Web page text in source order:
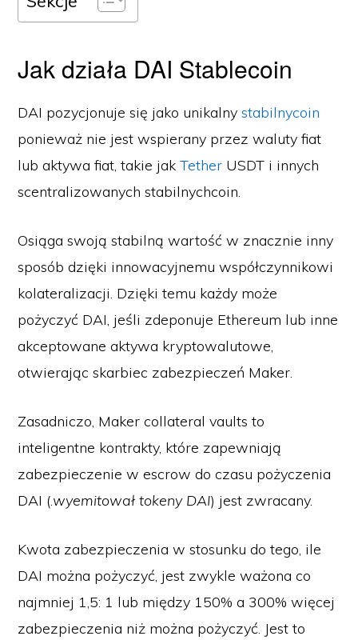
Jak działa DAI Stablecoin
DAI pozycjonuje się jako unikalnystabilnycoin
ponieważ nie jest wspierany przez waluty fiat
lub aktywa fiat, takie jakTether USDT i innych
scentralizowanych stabilnychcoin.
Osiąga swoją stabilną wartość w znacznie inny
sposób dzięki innowacyjnemu współczynnikowi
kolateralizacji. Dzięki temu każdy może
pożyczyć DAI, jeśli zdeponuje Ethereum lub inne
akceptowane aktywa kryptowalutowe,
otwierając skarbiec zabezpieczeń Maker.
Zasadniczo, Maker collateral vaults to
inteligentne kontrakty, które zapewniają
zabezpieczenie w escrow do czasu pożyczenia
DAI (.wyemitował tokeny DAI) jest zwracany.
Kwota zabezpieczenia w stosunku do tego, ile
DAI można pożyczyć, jest zwykle ważona co
najmniej 1,5: 1 lub między 150% a 300% więcej
zabezpieczenia niż można pożyczyć. Jest to